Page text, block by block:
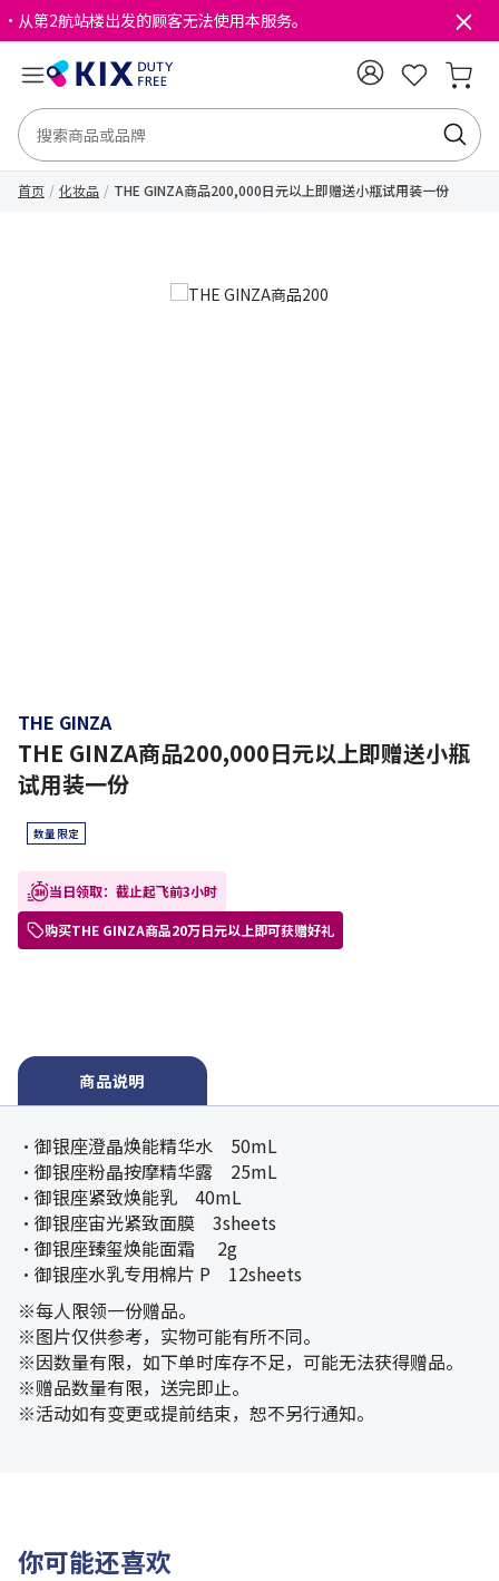
・从第2航站楼出发的顾客无法使用本服务。
首页 化妆品 THE GINZA商品200,000日元以上即赠送小瓶试用装一份
THE GINZA
THE GINZA商品200,000日元以上即赠送小瓶
试用装一份
数量限定
当日领取：截止起飞前3小时
购买THE GINZA商品20万日元以上即可获赠好礼
商品说明
・御银座澄晶焕能精华水 50mL
・御银座粉晶按摩精华露 25mL
・御银座紧致焕能乳 40mL
・御银座宙光紧致面膜 3sheets
・御银座臻玺焕能面霜 2g
・御银座水乳专用棉片 P 12sheets
※每人限领一份赠品。
※图片仅供参考，实物可能有所不同。
※因数量有限，如下单时库存不足，可能无法获得赠品。
※赠品数量有限，送完即止。
※活动如有变更或提前结束，恕不另行通知。
你可能还喜欢